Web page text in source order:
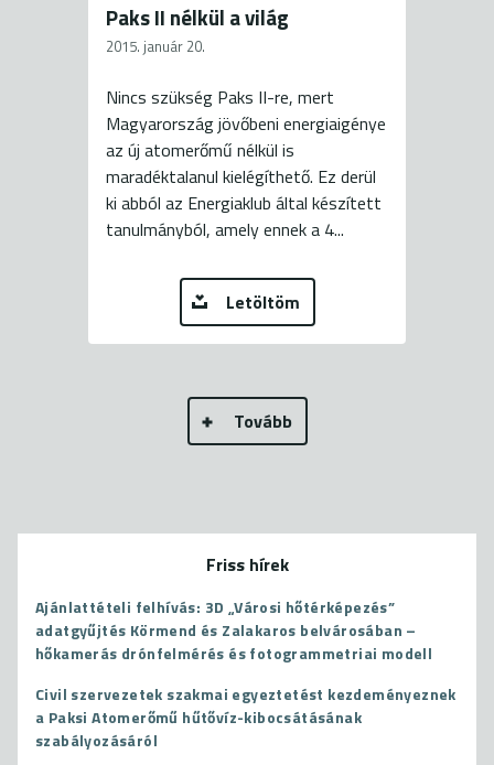
Paks II nélkül a világ
2015. január 20.
Nincs szükség Paks II-re, mert
Magyarország jövőbeni energiaigénye
az új atomerőmű nélkül is
maradéktalanul kielégíthető. Ez derül
ki abból az Energiaklub által készített
tanulmányból, amely ennek a 4...
Letöltöm
Tovább
Friss hírek
Ajánlattételi felhívás: 3D „Városi hőtérképezés”
adatgyűjtés Körmend és Zalakaros belvárosában –
hőkamerás drónfelmérés és fotogrammetriai modell
Civil szervezetek szakmai egyeztetést kezdeményeznek
a Paksi Atomerőmű hűtővíz-kibocsátásának
szabályozásáról